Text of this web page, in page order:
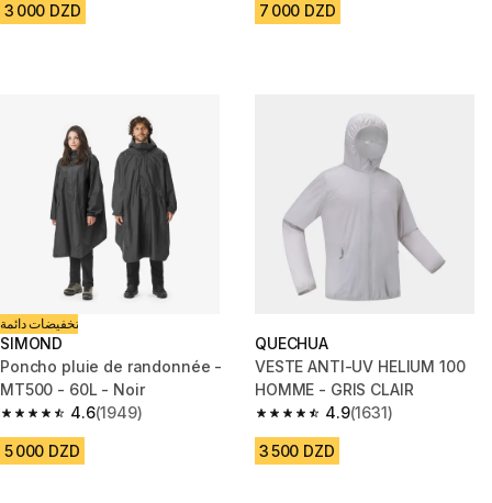
3 000 DZD 7 000 DZD
تخفيضات دائمة
SIMOND
Poncho pluie de randonnée -
MT500 - 60L - Noir
4.6
4.6 out of 5 stars from 1949 reviews
(1949)
5 000 DZD
QUECHUA
VESTE ANTI-UV HELIUM 100
HOMME - GRIS CLAIR
4.9
4.9 out of 5 stars from 1631
(1631)
3 500 DZD